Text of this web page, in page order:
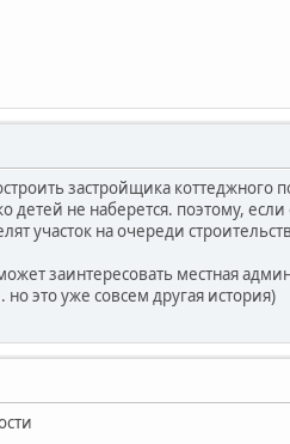
застройщика коттеджного
не наберется. поэтому, если
участок на очереди
заинтересовать местная
это уже совсем другая история)